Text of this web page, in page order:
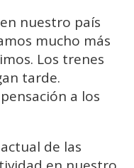
nuestro país
mucho más
Los trenes
tarde.
a los
de las